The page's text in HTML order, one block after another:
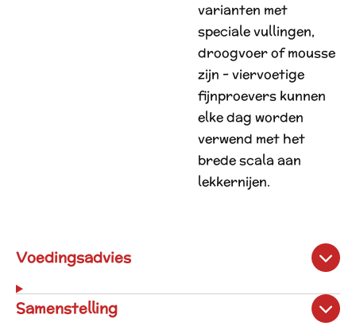
varianten met
speciale vullingen,
droogvoer of mousse
zijn - viervoetige
fijnproevers kunnen
elke dag worden
verwend met het
brede scala aan
lekkernijen.
Voedingsadvies
Samenstelling